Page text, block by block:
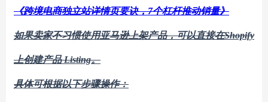
《跨境电商独立站详情页要诀，7个杠杆推动销量》
如果卖家不习惯使用亚马逊上架产品，可以直接在Shopify
上创建产品 Listing。
具体可根据以下步骤操作：